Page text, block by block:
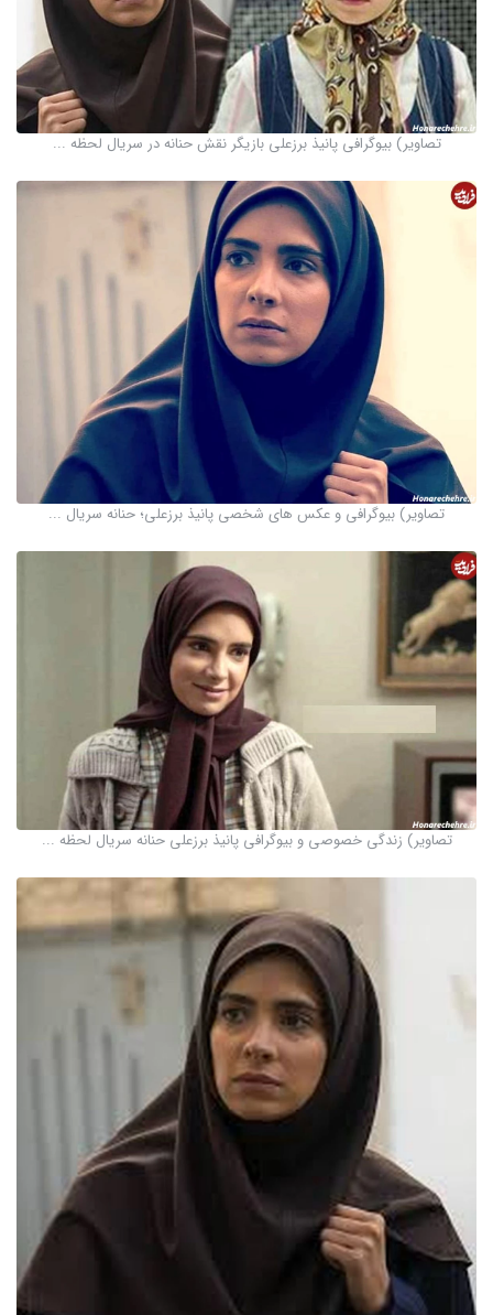
تصاویر) بیوگرافی پانیذ برزعلی بازیگر نقش حنانه در سریال لحظه ...
تصاویر) بیوگرافی و عکس های شخصی پانیذ برزعلی؛ حنانه سریال ...
تصاویر) زندگی خصوصی و بیوگرافی پانیذ برزعلی حنانه سریال لحظه ...